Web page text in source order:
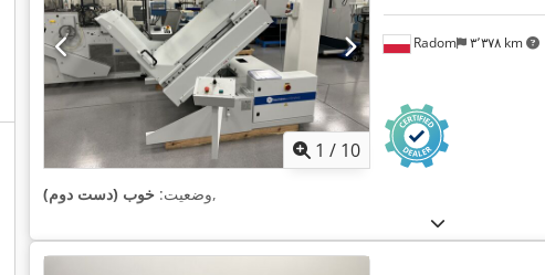
1 / 10
Radom ۳٬۳۷۸ km
وضعیت: خوب (دست دوم) ,